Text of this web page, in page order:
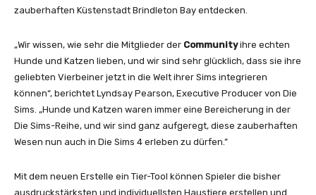
zauberhaften Küstenstadt Brindleton Bay entdecken.
„Wir wissen, wie sehr die Mitglieder der Communityihre echten
Hunde und Katzen lieben, und wir sind sehr glücklich, dass sie ihre
geliebten Vierbeiner jetzt in die Welt ihrer Sims integrieren
können“, berichtet Lyndsay Pearson, Executive Producer von Die
Sims. „Hunde und Katzen waren immer eine Bereicherung in der
Die Sims-Reihe, und wir sind ganz aufgeregt, diese zauberhaften
Wesen nun auch in Die Sims 4 erleben zu dürfen.”
Mit dem neuen Erstelle ein Tier-Tool können Spieler die bisher
ausdruckstärksten und individuellsten Haustiere erstellen und